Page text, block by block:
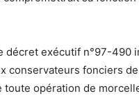
décret exécutif n°97-490
conservateurs fonciers
toute opération de